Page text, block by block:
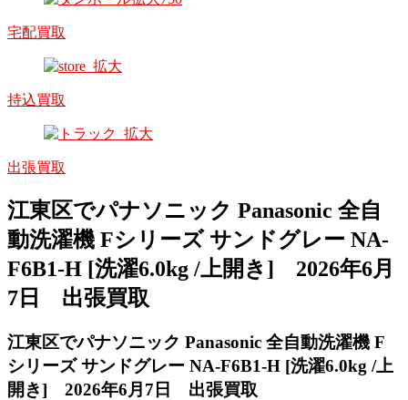
宅配買取
持込買取
出張買取
江東区でパナソニック Panasonic 全自
動洗濯機 Fシリーズ サンドグレー NA-
F6B1-H [洗濯6.0kg /上開き] 2026年6月
7日 出張買取
江東区でパナソニック Panasonic 全自動洗濯機 F
シリーズ サンドグレー NA-F6B1-H [洗濯6.0kg /上
開き] 2026年6月7日 出張買取